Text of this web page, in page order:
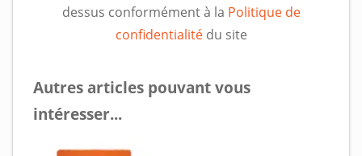
dessus conformément à la Politique de
confidentialitédu site
Autres articles pouvant vous
intéresser...